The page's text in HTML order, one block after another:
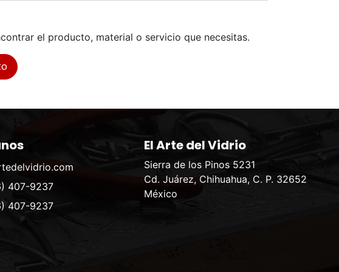
el producto, material o servicio que necesitas.
407-9237
407-9237
El Arte del Vidrio
Sierra de los Pinos 5231
Cd. Juárez, Chihuahua, C. P. 32652
México